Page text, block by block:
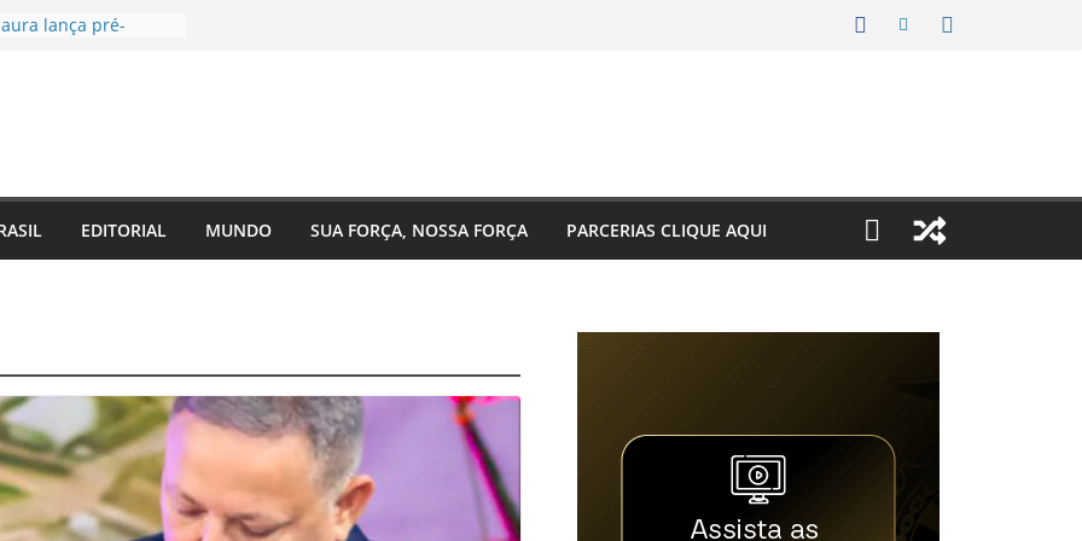
lança pré-
social
EUA e Bélgica
Eixo 2 do Plano
Amazonas e reforça
o
do estado
reforma urgente
ônibus e
para
em Manaus
EDITORIAL MUNDO SUA FORÇA, NOSSA FORÇA PARCERIAS CLIQUE AQUI